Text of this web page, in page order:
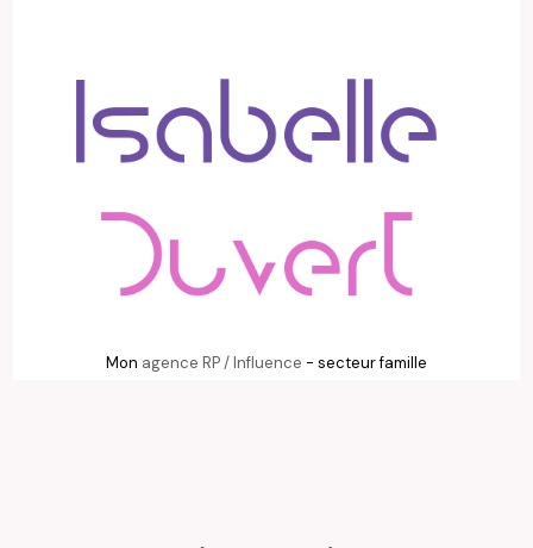
Mon agence RP / Influence - secteur famille